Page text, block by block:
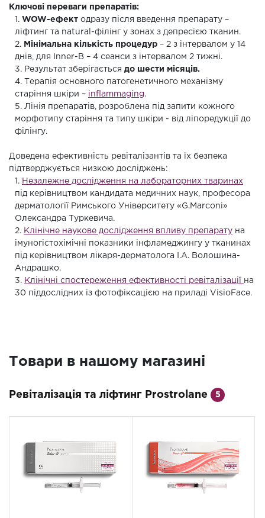
Ключові переваги препаратів:
1. WOW-ефект одразу після введення препарату –
ліфтинг та natural-філінг у зонах з депресією тканин.
2. Мінімальна кількість процедур – 2 з інтервалом у 14
днів, для Inner-B – 4 сеанси з інтервалом 2 тижні.
3. Результат зберігається до шести місяців.
4. Терапія основного патогенетичного механізму
старіння шкіри –
inflammaging .
5. Лінія препаратів, розроблена під запити кожного
морфотипу старіння та типу шкіри - від ліпоредукції до
філінгу.
Доведена ефективність ревіталізантів та їх безпека
підтверджується низкою досліджень:
1. Незалежне дослідження на лабораторних тваринах
під керівництвом кандидата медичних наук, професора
дерматології Римського Університету «G.Marconi»
Олександра Туркевича.
2. Клінічне наукове дослідження впливу препарату на
імуногістохімічні показники інфламеджингу у тканинах
під керівництвом лікаря-дерматолога І.А. Волошина-
Андрашко.
3. Клінічні спостереження ефективності ревіталізації
на
30 піддослідних із фотофіксацією на приладі VisioFace.
Товари в нашому магазині
Ревіталізація та ліфтинг Prostrolane 5